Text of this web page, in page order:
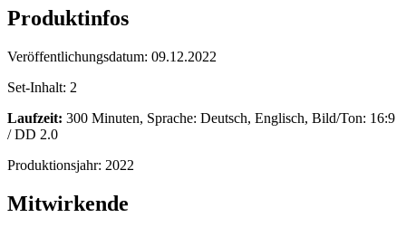
Produktinfos
Veröffentlichungsdatum: 09.12.2022
Set-Inhalt: 2
Laufzeit: 300 Minuten, Sprache: Deutsch, Englisch, Bild/Ton: 16:9
/ DD 2.0
Produktionsjahr: 2022
Mitwirkende